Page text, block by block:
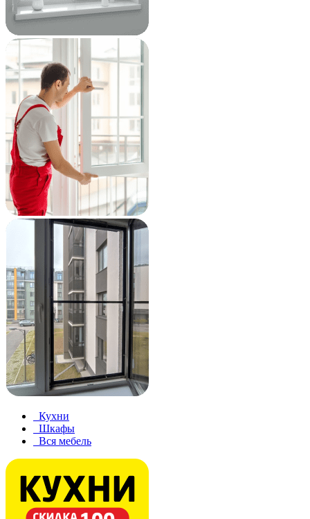
Кухни
Шкафы
Вся мебель